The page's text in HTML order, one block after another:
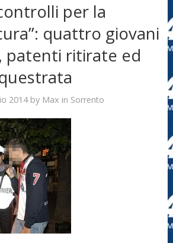
per la
quattro giovani
patenti ritirate ed
2014by Max in Sorrento